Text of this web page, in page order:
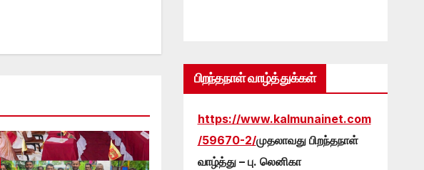
பிறந்தநாள் வாழ்த்துக்கள்
https://www.kalmunainet.com
/59670-2/முதலாவது பிறந்தநாள்
வாழ்த்து – பு. லெனிகா